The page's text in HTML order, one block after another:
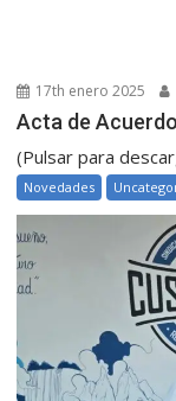
17th enero 2025
Acta de
(Pulsar para
Novedades